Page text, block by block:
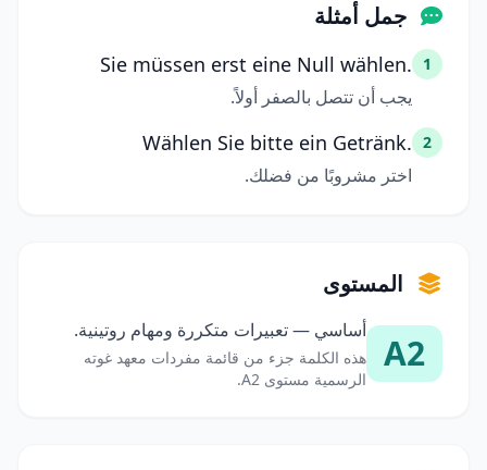
جمل أمثلة
1
Sie müssen erst eine Null wählen.
يجب أن تتصل بالصفر أولاً.
2
Wählen Sie bitte ein Getränk.
اختر مشروبًا من فضلك.
المستوى
A2
أساسي — تعبيرات متكررة ومهام روتينية.
هذه الكلمة جزء من قائمة مفردات معهد غوته
الرسمية مستوى A2.